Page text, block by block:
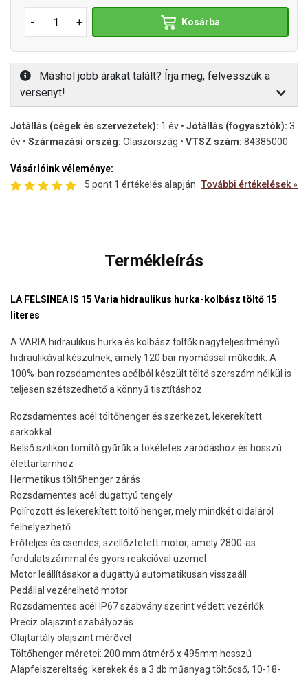
- + Kosárba
Máshol jobb árakat talált? Írja meg, felvesszük a
versenyt!
Jótállás (cégek és szervezetek): 1 év • Jótállás (fogyasztók): 3
év • Származási ország: Olaszország • VTSZ szám: 84385000
Vásárlóink véleménye:
5 pont 1 értékelés alapján További értékelések »
Termékleírás
LA FELSINEA IS 15 Varia hidraulikus hurka-kolbász töltő 15
literes
A VARIA hidraulikus hurka és kolbász töltők nagyteljesítményű
hidraulikával készülnek, amely 120 bar nyomással működik. A
100%-ban rozsdamentes acélból készült töltő szerszám nélkül is
teljesen szétszedhető a könnyű tisztításhoz.
Rozsdamentes acél töltőhenger és szerkezet, lekerekített
sarkokkal.
Belső szilikon tömítő gyűrűk a tökéletes záródáshoz és hosszú
élettartamhoz
Hermetikus töltőhenger zárás
Rozsdamentes acél dugattyú tengely
Polírozott és lekerekített töltő henger, mely mindkét oldaláról
felhelyezhető
Erőteljes és csendes, szellőztetett motor, amely 2800-as
fordulatszámmal és gyors reakcióval üzemel
Motor leállításakor a dugattyú automatikusan visszaáll
Pedállal vezérelhető motor
Rozsdamentes acél IP67 szabvány szerint védett vezérlők
Precíz olajszint szabályozás
Olajtartály olajszint mérővel
Töltőhenger méretei: 200 mm átmérő x 495mm hosszú
Alapfelszereltség: kerekek és a 3 db műanyag töltőcső, 10-18-